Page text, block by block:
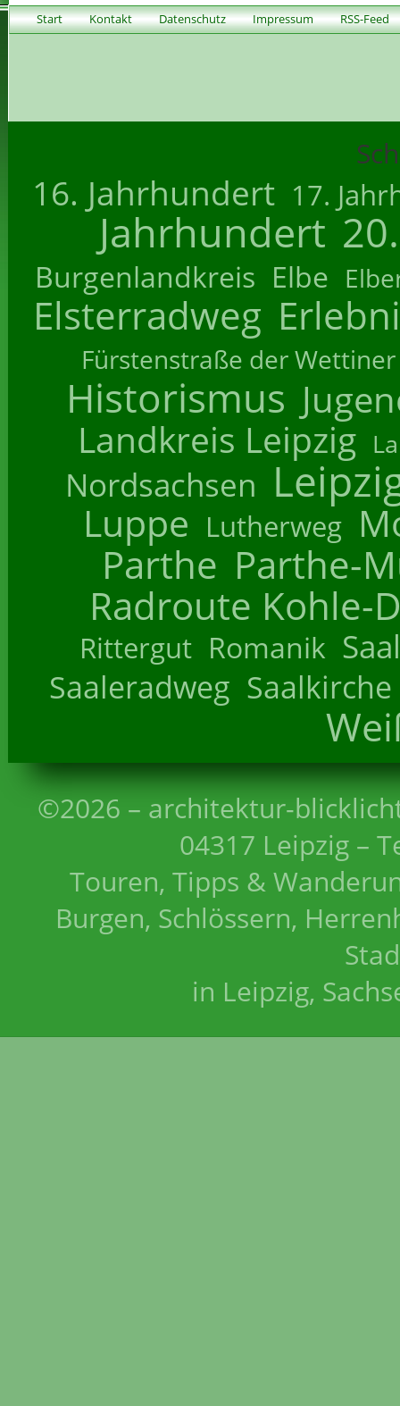
Start Kontakt Datenschutz Impressum RSS-Feed
16. Jahrhundert 17.
Jahrhundert
Burgenlandkreis Elbe
Elsterradweg
Fürstenstraße der Wettiner
Historismus
Landkreis Leipzig
Nordsachsen
Luppe Lutherweg
Parthe Parthe-
Radroute Kohle-
Rittergut Romanik
Saaleradweg Saalkirche
©2026 – architektur-
04317 Leipzig –
Touren, Tipps &
Burgen, Schlössern,
in Leipzig,